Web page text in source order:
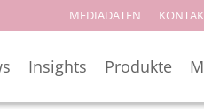
MEDIADATEN
Insights Produkte